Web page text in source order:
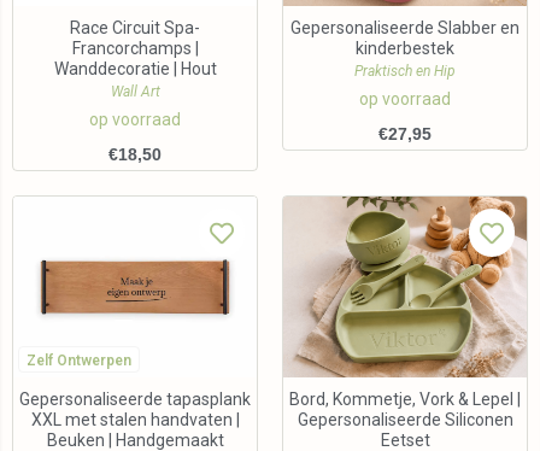
Race Circuit Spa-
Francorchamps |
Wanddecoratie | Hout
Wall Art
op voorraad
€18,50
Gepersonaliseerde Slabber en
kinderbestek
Praktisch en Hip
op voorraad
€27,95
Zelf Ontwerpen
Gepersonaliseerde tapasplank
XXL met stalen handvaten |
Beuken | Handgemaakt
Bord, Kommetje, Vork & Lepel |
Gepersonaliseerde Siliconen
Eetset